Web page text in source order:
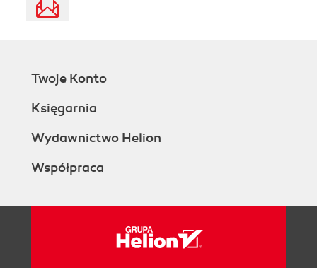
Twoje Konto
Księgarnia
Wydawnictwo Helion
Współpraca